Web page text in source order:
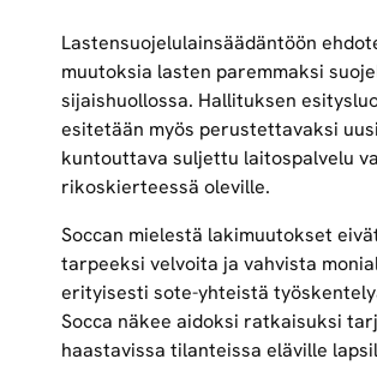
Lastensuojelulainsäädäntöön
muutoksia lasten paremmaksi
sijaishuollossa. Hallituksen
esitetään myös perustettavaksi uusi
kuntouttava suljettu laitospalvelu
rikoskierteessä oleville.
Soccan mielestä lakimuutokset
tarpeeksi velvoita ja vahvista
erityisesti sote-yhteistä
Socca näkee aidoksi ratkaisuksi
haastavissa tilanteissa eläville